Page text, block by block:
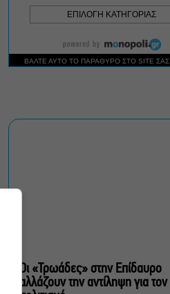
Artist Unknown –
ήταν εδώ: Η
ιστορία της
Ήβης Στάγκαλη
Οι «Τρωάδες» στην Επίδαυρο
αλλάζουν την αντίληψη για τον